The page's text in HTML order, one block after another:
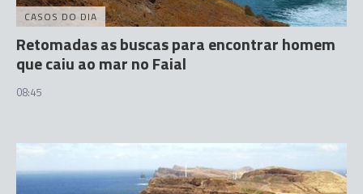
CASOS DO DIA
Retomadas as buscas para encontrar homem
que caiu ao mar no Faial
08:45